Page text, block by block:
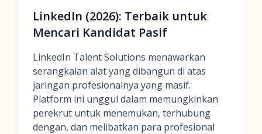
LinkedIn (2026): Terbaik untuk
Mencari Kandidat Pasif
LinkedIn Talent Solutions menawarkan
serangkaian alat yang dibangun di atas
jaringan profesionalnya yang masif.
Platform ini unggul dalam memungkinkan
perekrut untuk menemukan, terhubung
dengan, dan melibatkan para profesional